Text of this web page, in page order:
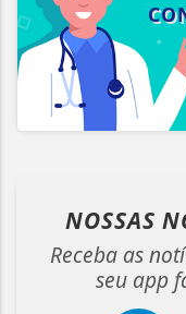
NOSSAS
Receba as
seu app